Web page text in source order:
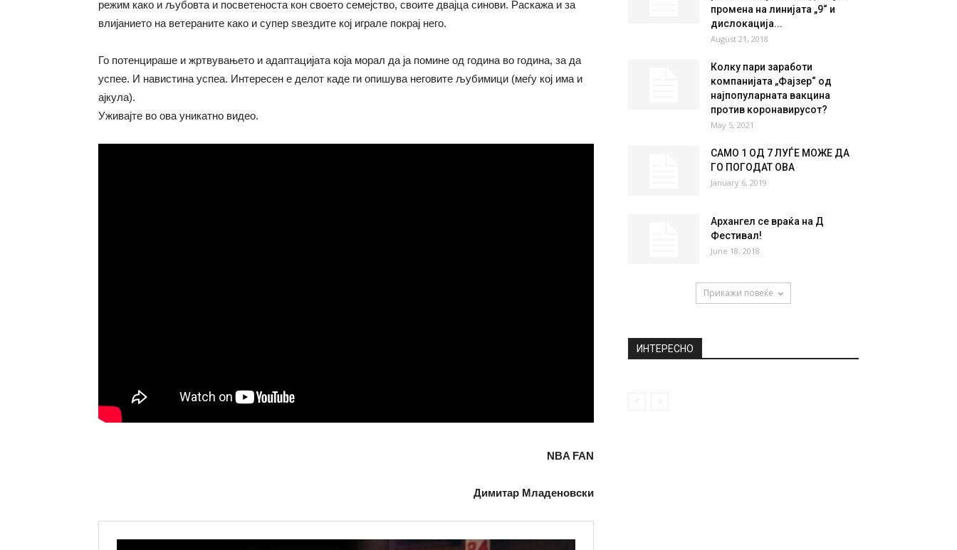
режим како и љубовта и посветеноста кон своето семејство, своите двајца синови. Раскажа и за
влијанието на ветераните како и супер ѕвездите кој играле покрај него.
Го потенцираше и жртвувањето и адаптацијата која морал да ја помине од година во година, за да
успее. И навистина успеа. Интересен е делот каде ги опишува неговите љубимици (меѓу кој има и
ајкула).
Уживајте во ова уникатно видео.
NBA FAN
Димитар Младеновски
промена на линијата „9“ и
дислокација...
August 21, 2018
Колку пари заработи
компанијата „Фајзер“ од
најпопуларната вакцина
против коронавирусот?
May 5, 2021
САМО 1 ОД 7 ЛУЃЕ МОЖЕ ДА
ГО ПОГОДАТ ОВА
January 6, 2019
Архангел се враќа на Д
Фестивал!
June 18, 2018
Прикажи повеќе
ИНТЕРЕСНО